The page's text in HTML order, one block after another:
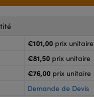
Directe
€101,00 prix unitaire
€81,50 prix unitaire
€76,00 prix unitaire
Demande de Devis